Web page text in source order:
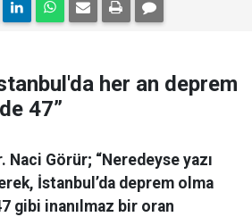
her an deprem
47”
Görür; “Neredeyse yazı
İstanbul’da deprem olma
gibi inanılmaz bir oran